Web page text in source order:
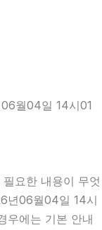
월04일 14시01
요한 내용이 무엇
년06월04일 14시
우에는 기본 안내